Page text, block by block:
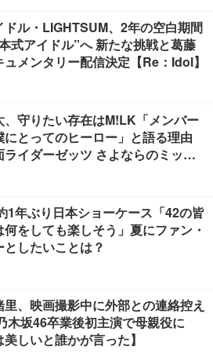
ドル・LIGHTSUM、2年の空白期間
式アイドル”へ 新たな挑戦と葛藤
メンタリー配信決定【Re：Idol】
、守りたい存在はM!LK「メンバー
にとってのヒーロー」と語る理由
ライダーゼッツ さよならのミッシ
1年ぶり日本ショーケース「42の皆
何をしても楽しそう」夏にファン・
としたいことは？
里、映画撮影中に外部との連絡控え
木坂46卒業後初主演で母親役に
美しいと誰かが言った】